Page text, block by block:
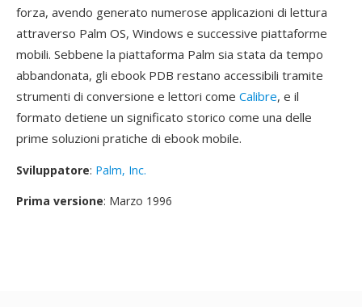
forza, avendo generato numerose applicazioni di lettura
attraverso Palm OS, Windows e successive piattaforme
mobili. Sebbene la piattaforma Palm sia stata da tempo
abbandonata, gli ebook PDB restano accessibili tramite
strumenti di conversione e lettori come Calibre, e il
formato detiene un significato storico come una delle
prime soluzioni pratiche di ebook mobile.
Sviluppatore: Palm, Inc.
Prima versione: Marzo 1996